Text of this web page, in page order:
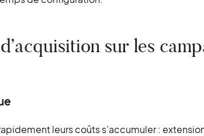
sur les
leurs coûts s’accumuler :